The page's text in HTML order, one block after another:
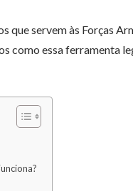
que servem às Forças
como essa ferramenta